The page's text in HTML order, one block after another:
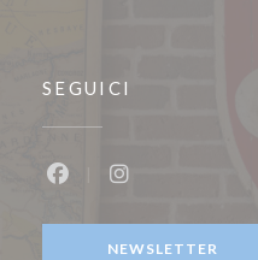
SEGUICI
NEWSLETTER